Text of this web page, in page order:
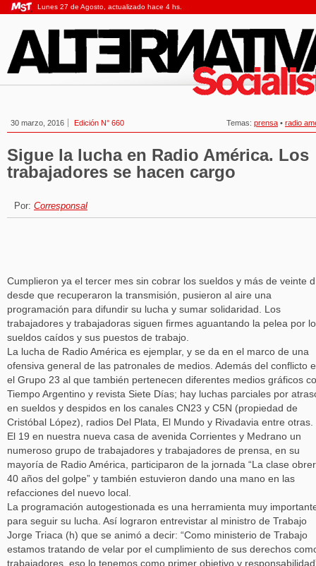
Lunes 27 de Agosto, actualizado hace 4 hs.
30 marzo, 2016 Edición N° 660 Temas: prensa • radio
Sigue la lucha en Radio América. Los
trabajadores se hacen cargo
Por: Corresponsal
Cumplieron ya el tercer mes sin cobrar los sueldos y más de veinte
desde que recuperaron la transmisión, pusieron al aire una
programación para difundir su lucha y sumar solidaridad. Los
trabajadores y trabajadoras siguen firmes aguantando la pelea por
sueldos caídos y sus puestos de trabajo.
La lucha de Radio América es ejemplar, y se da en el marco de una
ofensiva general de las patronales de medios. Además del conflicto
el Grupo 23 al que también pertenecen diferentes medios gráficos
Tiempo Argentino y revista Siete Días; hay luchas parciales por
en sueldos y despidos en los canales CN23 y C5N (propiedad de
Cristóbal López), radios Del Plata, El Mundo y Rivadavia entre otras.
El 19 en nuestra nueva casa de avenida Corrientes y Medrano un
numeroso grupo de trabajadores y trabajadores de prensa, en su
mayoría de Radio América, participaron de la jornada “La clase
40 años del golpe” y también estuvieron dando una mano en las
refacciones del nuevo local.
La programación autogestionada es una herramienta muy
para seguir su lucha. Así lograron entrevistar al ministro de Trabajo
Jorge Triaca (h) que se animó a decir: “Como ministerio de Trabajo
estamos tratando de velar por el cumplimiento de sus derechos
trabajadores, eso lo tenemos como primer objetivo y